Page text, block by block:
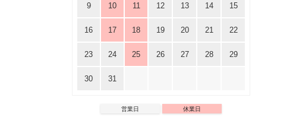
9 10 11 12 13 14 15
16 17 18 19 20 21 22
23 24 25 26 27 28 29
30 31
営業日 休業日